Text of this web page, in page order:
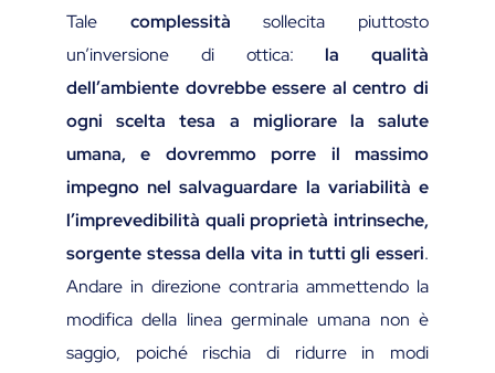
Tale complessità sollecita piuttosto
un’inversione di ottica: la qualità
dell’ambiente dovrebbe essere al centro di
ogni scelta tesa a migliorare la salute
umana, e dovremmo porre il massimo
impegno nel salvaguardare la variabilità e
l’imprevedibilità quali proprietà intrinseche,
sorgente stessa della vita in tutti gli esseri.
Andare in direzione contraria ammettendo la
modifica della linea germinale umana non è
saggio, poiché rischia di ridurre in modi